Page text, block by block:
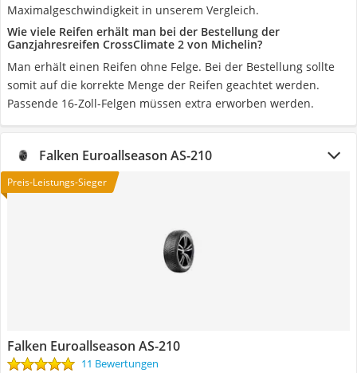
Maximalgeschwindigkeit in unserem Vergleich.
Wie viele Reifen erhält man bei der Bestellung der
Ganzjahresreifen CrossClimate 2 von Michelin?
Man erhält einen Reifen ohne Felge. Bei der Bestellung sollte
somit auf die korrekte Menge der Reifen geachtet werden.
Passende 16-Zoll-Felgen müssen extra erworben werden.
Falken Euroallseason AS-210
Preis-Leistungs-Sieger
Falken Euroallseason AS-210
11 Bewertungen